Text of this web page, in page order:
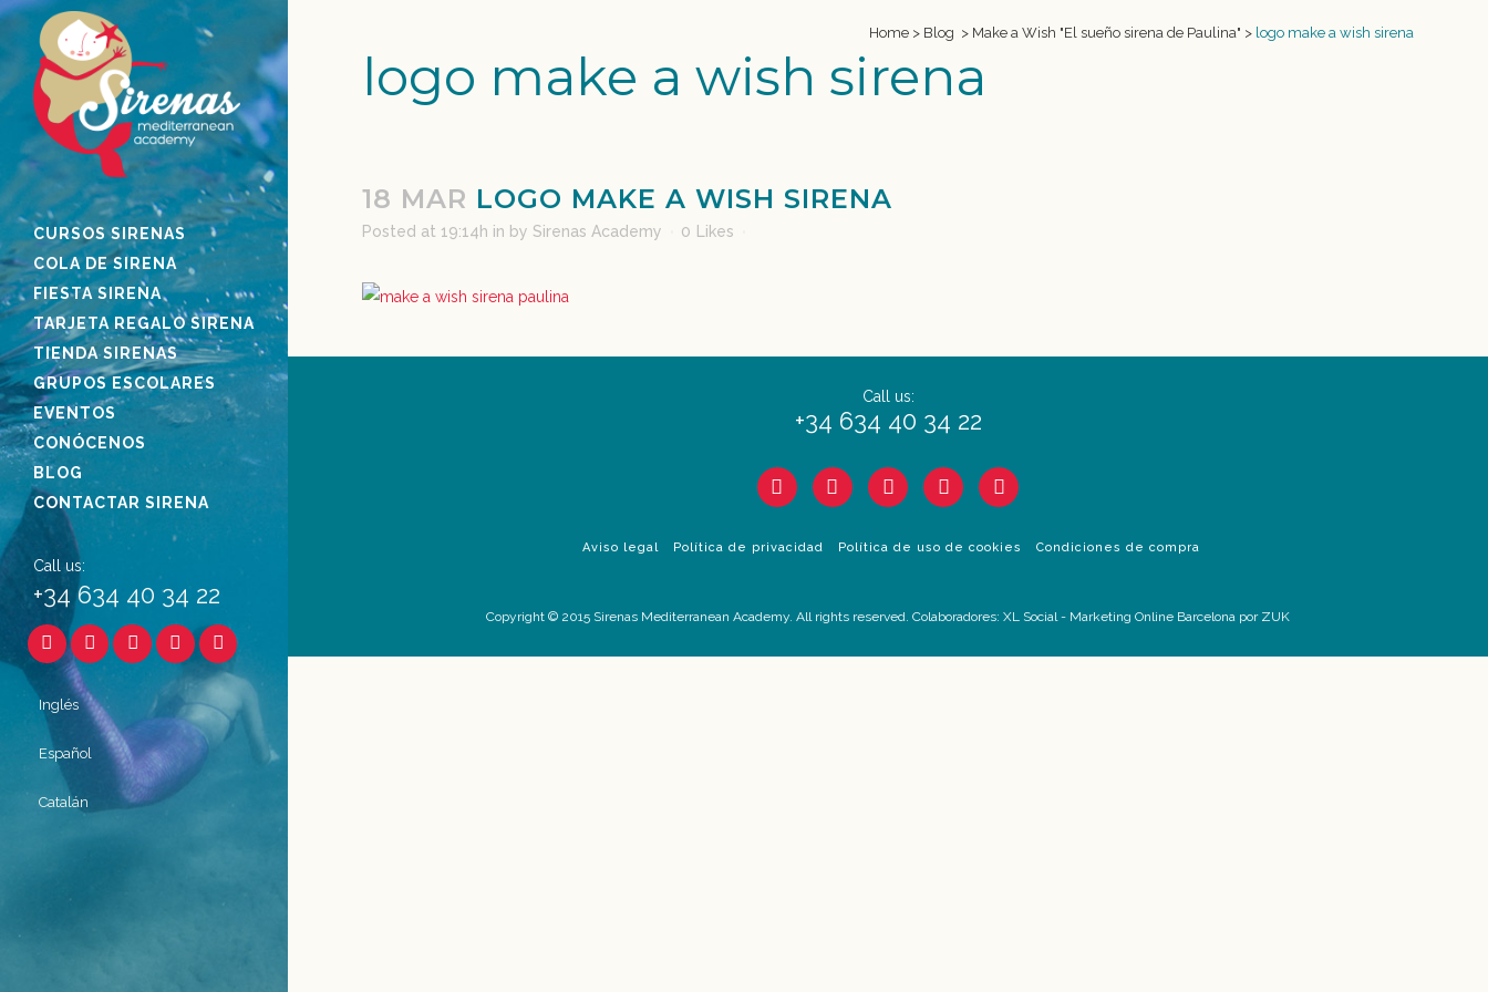
CURSOS SIRENAS
COLA DE SIRENA
FIESTA SIRENA
TARJETA REGALO SIRENA
TIENDA SIRENAS
GRUPOS ESCOLARES
EVENTOS
CONÓCENOS
BLOG
CONTACTAR SIRENA
Call us:
+34 634 40 34 22
Inglés
Español
Catalán
logo make a wish sirena
Home > Blog > Make a Wish "El sueño sirena de Paulina" > logo make a wish sirena
18 MAR LOGO MAKE A WISH SIRENA
Posted at 19:14h in by Sirenas Academy 0 Likes
Call us:
+34 634 40 34 22
Aviso legal Política de privacidad Política de uso de cookies Condiciones de compra
Copyright © 2015 Sirenas Mediterranean Academy. All rights reserved. Colaboradores: XL Social- Marketing Online Barcelona por ZUK